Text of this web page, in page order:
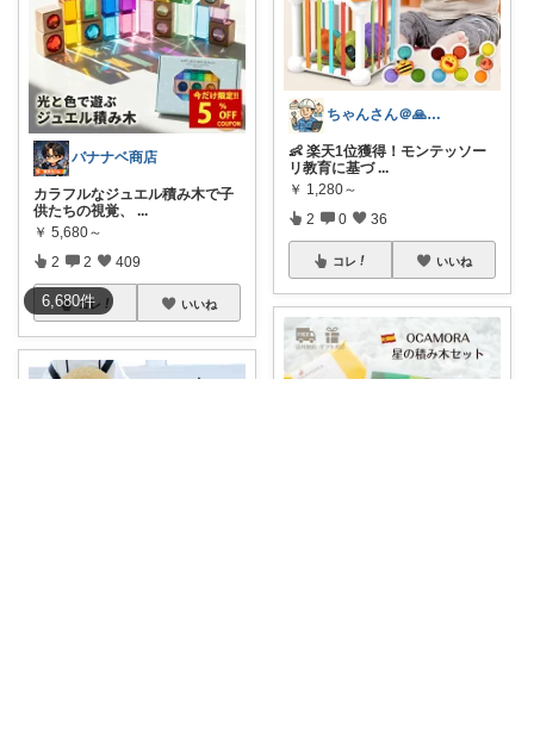
6,680件
バナナベ商店
カラフルなジュエル積み木で子
供たちの視覚、
...
￥ 5,680～
2 2 409
コレ いいね
ちゃんさん＠🙏kansya👶1👶0
👶 楽天1位獲得！モンテッソー
リ教育に基づ ...
￥ 1,280～
2 0 36
コレ いいね